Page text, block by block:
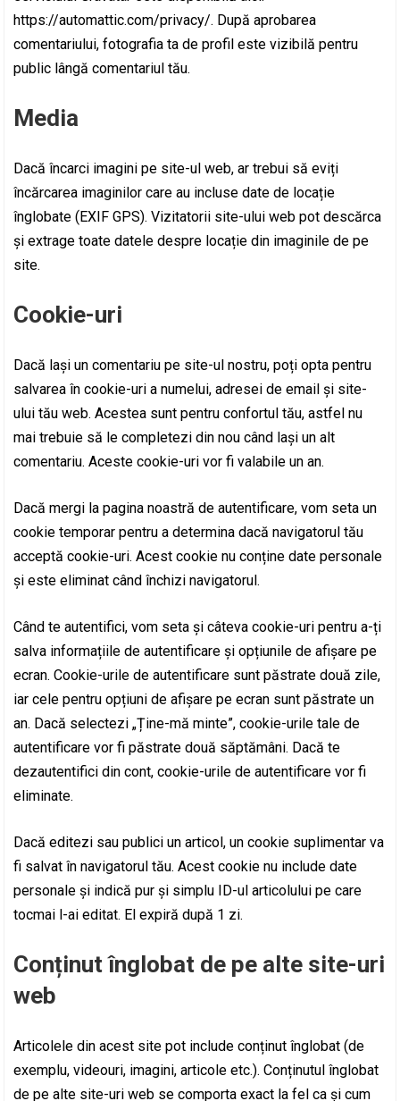
https://automattic.com/privacy/. După aprobarea
comentariului, fotografia ta de profil este vizibilă pentru
public lângă comentariul tău.
Media
Dacă încarci imagini pe site-ul web, ar trebui să eviți
încărcarea imaginilor care au incluse date de locație
înglobate (EXIF GPS). Vizitatorii site-ului web pot descărca
și extrage toate datele despre locație din imaginile de pe
site.
Cookie-uri
Dacă lași un comentariu pe site-ul nostru, poți opta pentru
salvarea în cookie-uri a numelui, adresei de email și site-
ului tău web. Acestea sunt pentru confortul tău, astfel nu
mai trebuie să le completezi din nou când lași un alt
comentariu. Aceste cookie-uri vor fi valabile un an.
Dacă mergi la pagina noastră de autentificare, vom seta un
cookie temporar pentru a determina dacă navigatorul tău
acceptă cookie-uri. Acest cookie nu conține date personale
și este eliminat când închizi navigatorul.
Când te autentifici, vom seta și câteva cookie-uri pentru a-ți
salva informațiile de autentificare și opțiunile de afișare pe
ecran. Cookie-urile de autentificare sunt păstrate două zile,
iar cele pentru opțiuni de afișare pe ecran sunt păstrate un
an. Dacă selectezi „Ține-mă minte”, cookie-urile tale de
autentificare vor fi păstrate două săptămâni. Dacă te
dezautentifici din cont, cookie-urile de autentificare vor fi
eliminate.
Dacă editezi sau publici un articol, un cookie suplimentar va
fi salvat în navigatorul tău. Acest cookie nu include date
personale și indică pur și simplu ID-ul articolului pe care
tocmai l-ai editat. El expiră după 1 zi.
Conținut înglobat de pe alte site-uri
web
Articolele din acest site pot include conținut înglobat (de
exemplu, videouri, imagini, articole etc.). Conținutul înglobat
de pe alte site-uri web se comporta exact la fel ca și cum